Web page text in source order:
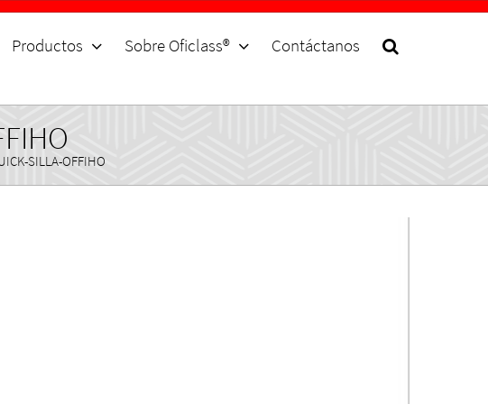
Productos Sobre Oficlass® Contáctanos
SILLA-OFFIHO